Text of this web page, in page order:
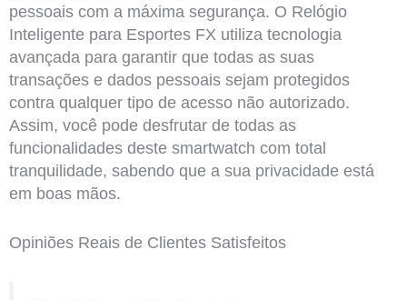
pessoais com a máxima segurança. O Relógio
Inteligente para Esportes FX utiliza tecnologia
avançada para garantir que todas as suas
transações e dados pessoais sejam protegidos
contra qualquer tipo de acesso não autorizado.
Assim, você pode desfrutar de todas as
funcionalidades deste smartwatch com total
tranquilidade, sabendo que a sua privacidade está
em boas mãos.
Opiniões Reais de Clientes Satisfeitos